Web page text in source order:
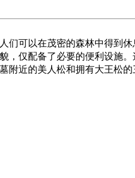
们可以在茂密的森林中得到
，仅配备了必要的便利设施
附近的美人松和拥有大王松